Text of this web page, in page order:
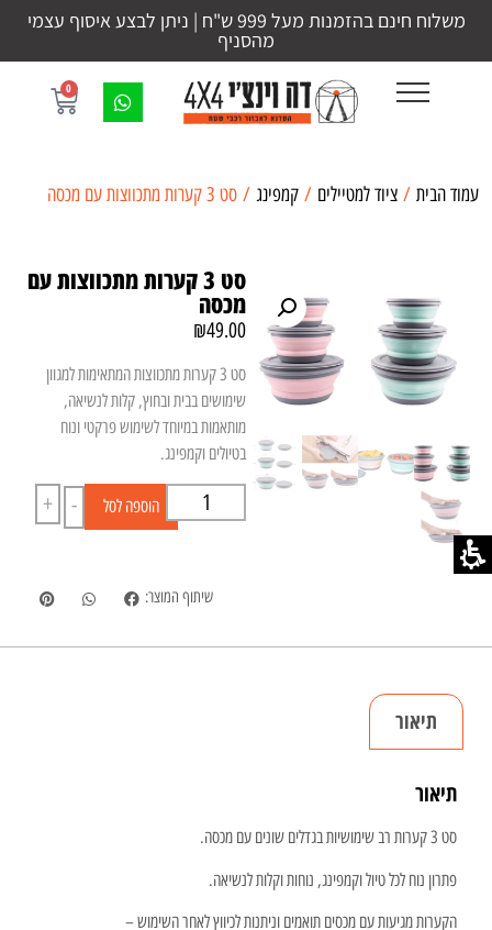
משלוח חינם בהזמנות מעל 999 ש"ח | ניתן לבצע איסוף עצמי
מהסניף
0
עמוד הבית / ציוד למטיילים / קמפינג / סט 3 קערות מתכווצות עם מכסה
סט 3 קערות מתכווצות עם
מכסה
₪49.00
סט 3 קערות מתכווצות המתאימות למגוון
שימושים בבית ובחוץ, קלות לנשיאה,
מותאמות במיוחד לשימוש פרקטי ונוח
בטיולים וקמפינג.
-
+ הוספה לסל
שיתוף המוצר:
תיאור
תיאור
סט 3 קערות רב שימושיות בגדלים שונים עם מכסה.
פתרון נוח לכל טיול וקמפינג, נוחות וקלות לנשיאה.
הקערות מגיעות עם מכסים תואמים וניתנות לכיווץ לאחר השימוש –